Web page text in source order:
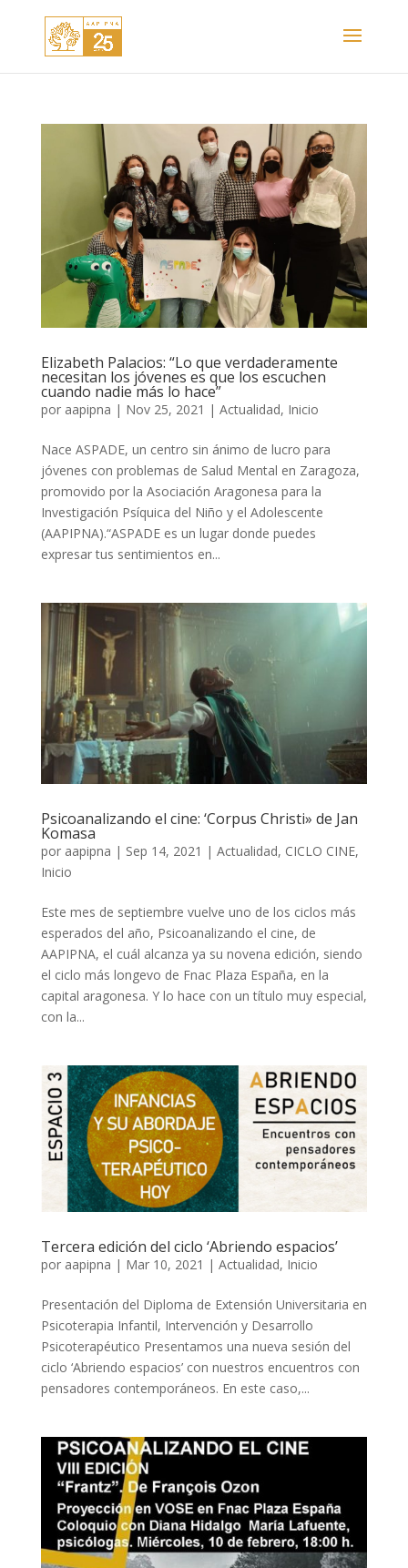
Elizabeth Palacios: “Lo que verdaderamente
necesitan los jóvenes es que los escuchen
cuando nadie más lo hace”
por aapipna | Nov 25, 2021 | Actualidad, Inicio
Nace ASPADE, un centro sin ánimo de lucro para
jóvenes con problemas de Salud Mental en Zaragoza,
promovido por la Asociación Aragonesa para la
Investigación Psíquica del Niño y el Adolescente
(AAPIPNA).“ASPADE es un lugar donde puedes
expresar tus sentimientos en...
Psicoanalizando el cine: ‘Corpus Christi» de Jan
Komasa
por aapipna | Sep 14, 2021 | Actualidad, CICLO CINE,
Inicio
Este mes de septiembre vuelve uno de los ciclos más
esperados del año, Psicoanalizando el cine, de
AAPIPNA, el cuál alcanza ya su novena edición, siendo
el ciclo más longevo de Fnac Plaza España, en la
capital aragonesa. Y lo hace con un título muy especial,
con la...
Tercera edición del ciclo ‘Abriendo espacios’
por aapipna | Mar 10, 2021 | Actualidad, Inicio
Presentación del Diploma de Extensión Universitaria en
Psicoterapia Infantil, Intervención y Desarrollo
Psicoterapéutico Presentamos una nueva sesión del
ciclo ‘Abriendo espacios’ con nuestros encuentros con
pensadores contemporáneos. En este caso,...